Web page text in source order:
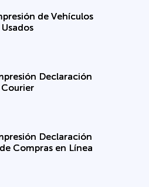
de Vehículos
Usados
Declaración
Courier
Declaración
Compras en Línea